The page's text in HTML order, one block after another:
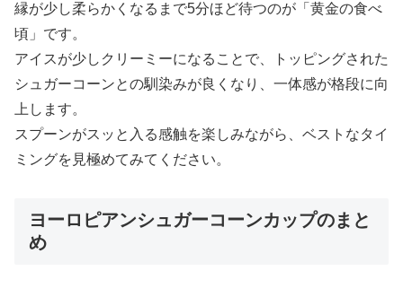
縁が少し柔らかくなるまで5分ほど待つのが「黄金の食べ
頃」です。
アイスが少しクリーミーになることで、トッピングされた
シュガーコーンとの馴染みが良くなり、一体感が格段に向
上します。
スプーンがスッと入る感触を楽しみながら、ベストなタイ
ミングを見極めてみてください。
ヨーロピアンシュガーコーンカップのまと
め